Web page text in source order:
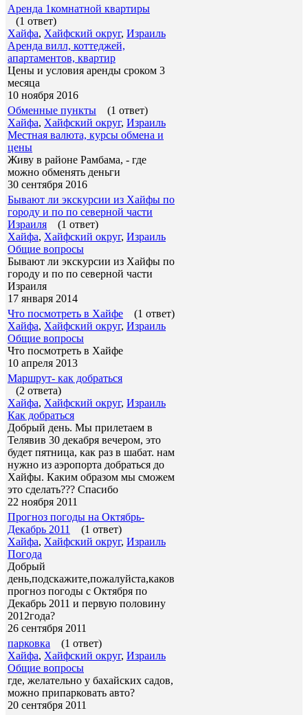
Аренда 1комнатной квартиры
(1 ответ)
Хайфа, Хайфский округ, Израиль
Аренда вилл, коттеджей,
апартаментов, квартир
Цены и условия аренды сроком 3
месяца
10 ноября 2016
Обменные пункты
(1 ответ)
Хайфа, Хайфский округ, Израиль
Местная валюта, курсы обмена и
цены
Живу в районе Рамбама, - где
можно обменять деньги
30 сентября 2016
Бывают ли экскурсии из Хайфы по
городу и по по северной части
Израиля
(1 ответ)
Хайфа, Хайфский округ, Израиль
Общие вопросы
Бывают ли экскурсии из Хайфы по
городу и по по северной части
Израиля
17 января 2014
Что посмотреть в Хайфе
(1 ответ)
Хайфа, Хайфский округ, Израиль
Общие вопросы
Что посмотреть в Хайфе
10 апреля 2013
Маршрут- как добраться
(2 ответа)
Хайфа, Хайфский округ, Израиль
Как добраться
Добрый день. Мы прилетаем в
Телявив 30 декабря вечером, это
будет пятница, как раз в шабат. нам
нужно из аэропорта добраться до
Хайфы. Каким образом мы сможем
это сделать??? Спасибо
22 ноября 2011
Прогноз погоды на Октябрь-
Декабрь 2011
(1 ответ)
Хайфа, Хайфский округ, Израиль
Погода
Добрый
день,подскажите,пожалуйста,каков
прогноз погоды с Октября по
Декабрь 2011 и первую половину
2012года?
26 сентября 2011
парковка
(1 ответ)
Хайфа, Хайфский округ, Израиль
Общие вопросы
где, желательно у бахайских садов,
можно припарковать авто?
20 сентября 2011